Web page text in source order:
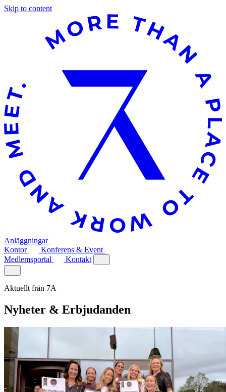
Skip to content
Anläggningar
Kontor
Konferens & Event
Medlemsportal
Kontakt
Aktuellt från 7A
Nyheter & Erbjudanden